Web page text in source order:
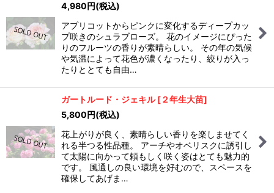
4,980円(税込)
アプリコットからピンクに変化するディープカッ
プ咲きのシュラブローズ。 花のイメージにぴった
りのフルーツの香りが素晴らしい。 その年の気候
や気温によって花色が濃くなったり、絞りが入っ
たりととても自由…
ガートルード・ジェキル [２年生大苗]
5,800円(税込)
花上がりが良く、素晴らしい香りを楽しませてく
れる半つる性品種。 アーチやオベリスクに誘引し
て太陽に向かって頼もしく咲く姿はとても魅力的
です。 風通しの良い環境を好むので、スペースを
確保してあげま…